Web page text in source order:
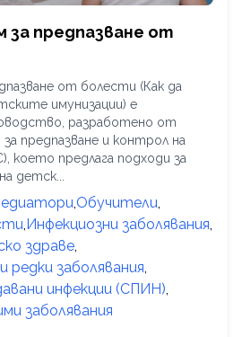
за предпазване от
от болести (Как да
имунизации) е
разработено от
предпазване и контрол на
което предлага подходи за
детск...
,Обучители,
,Инфекциозни заболявания,
здраве,
редки заболявания,
инфекции (СПИН),
заболявания